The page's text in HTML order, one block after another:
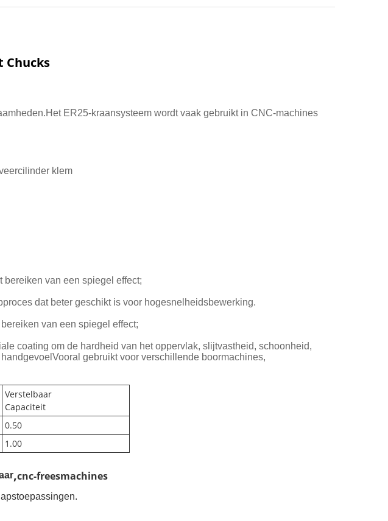
Chucks
ER25-kraansysteem wordt vaak gebruikt in CNC-machines
klem
bereiken van een spiegel effect;
dat beter geschikt is voor hogesnelheidsbewerking.
van een spiegel effect;
coating om de hardheid van het oppervlak, slijtvastheid, schoonheid,
gebruikt voor verschillende boormachines,
Verstelbaar
Capaciteit
0.50
1.00
,cnc-freesmachines